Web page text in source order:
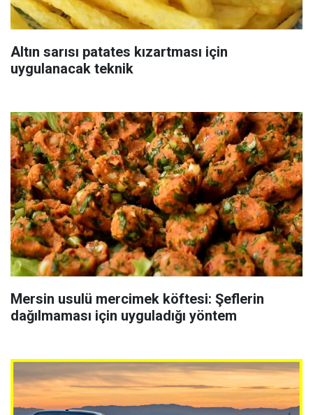
Altın sarısı patates kızartması için
uygulanacak teknik
Mersin usulü mercimek köftesi: Şeflerin
dağılmaması için uyguladığı yöntem